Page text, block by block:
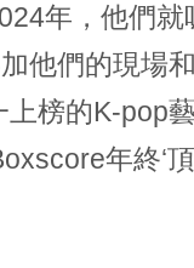
年，他們就
他們的現場
上榜的K-pop
年終‘